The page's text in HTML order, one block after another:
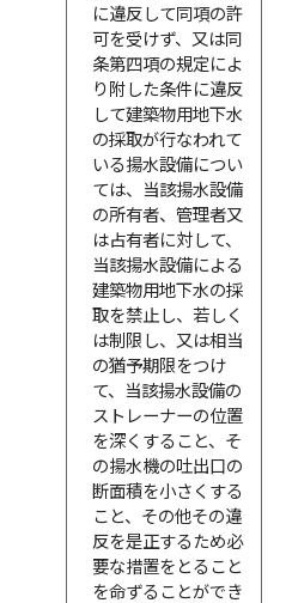
に違反して同項の許
可を受けず、又は同
条第四項の規定によ
り附した条件に違反
して建築物用地下水
の採取が行なわれて
いる揚水設備につい
ては、当該揚水設備
の所有者、管理者又
は占有者に対して、
当該揚水設備による
建築物用地下水の採
取を禁止し、若しく
は制限し、又は相当
の猶予期限をつけ
て、当該揚水設備の
ストレーナーの位置
を深くすること、そ
の揚水機の吐出口の
断面積を小さくする
こと、その他その違
反を是正するため必
要な措置をとること
を命ずることができ